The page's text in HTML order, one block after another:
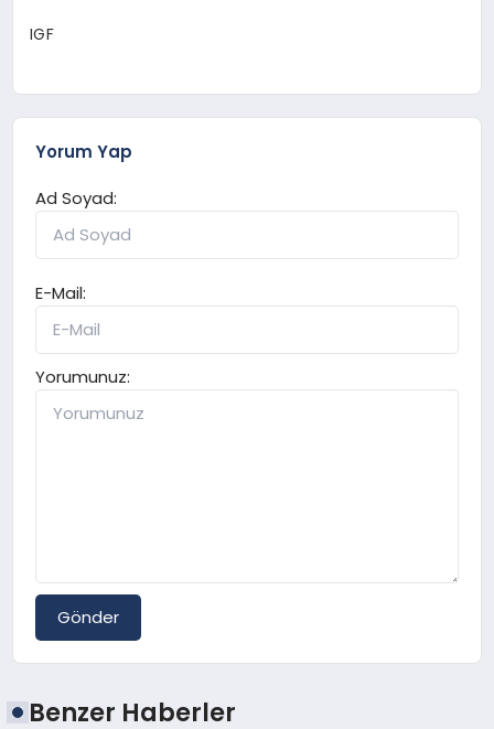
IGF
Yorum Yap
Ad Soyad:
E-Mail:
Yorumunuz:
Gönder
Benzer Haberler